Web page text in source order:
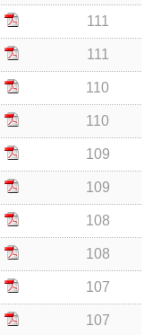
111
111
110
110
109
109
108
108
107
107